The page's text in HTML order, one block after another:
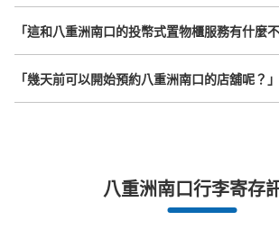
ヤエチカグランアージュ側現金
發生行李破損、被偷等狀況時安心有保
「這和八重洲南口的投幣式置物櫃服務有什麼不
「幾天前可以開始預約八重洲南口的店舖呢？」
八重洲南口行李寄存